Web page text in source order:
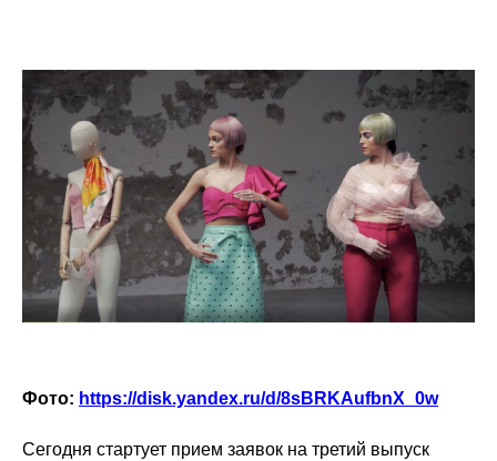
Фото: https://disk.yandex.ru/d/8sBRKAufbnX_0w
Сегодня стартует прием заявок на третий выпуск